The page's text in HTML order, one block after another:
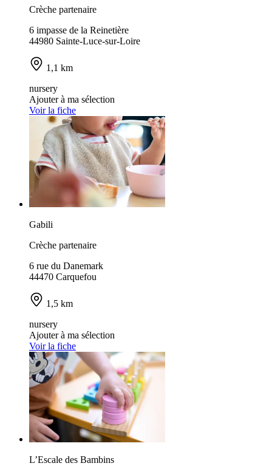
Crèche partenaire
6 impasse de la Reinetière
44980 Sainte-Luce-sur-Loire
1,1 km
nursery
Ajouter à ma sélection
Voir la fiche
Gabili
Crèche partenaire
6 rue du Danemark
44470 Carquefou
1,5 km
nursery
Ajouter à ma sélection
Voir la fiche
L’Escale des Bambins